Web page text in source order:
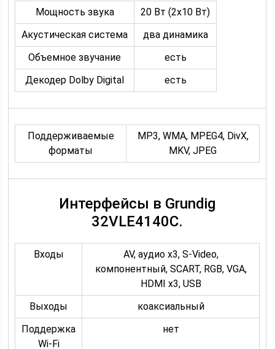
Мощность звука
20 Вт (2х10 Вт)
Акустическая система
два динамика
Объемное звучание
есть
Декодер Dolby Digital
есть
Поддерживаемые
форматы
MP3, WMA, MPEG4, DivX,
MKV, JPEG
Интерфейсы в Grundig
32VLE4140C.
Входы
AV, аудио x3, S-Video,
компонентный, SCART, RGB, VGA,
HDMI x3, USB
Выходы
коаксиальный
Поддержка
Wi-Fi
нет